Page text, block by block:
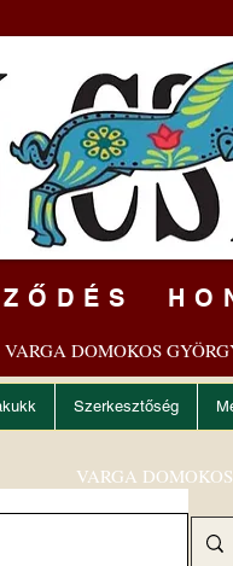
VARGA DOMOKOS
Szerkesztőség
VARGA